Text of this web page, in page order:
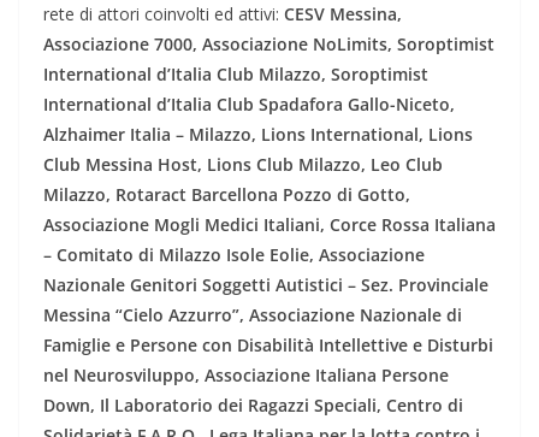
rete di attori coinvolti ed attivi: CESV Messina,
Associazione 7000, Associazione NoLimits, Soroptimist
International d’Italia Club Milazzo, Soroptimist
International d’Italia Club Spadafora Gallo-Niceto,
Alzhaimer Italia – Milazzo, Lions International, Lions
Club Messina Host, Lions Club Milazzo, Leo Club
Milazzo, Rotaract Barcellona Pozzo di Gotto,
Associazione Mogli Medici Italiani, Corce Rossa Italiana
– Comitato di Milazzo Isole Eolie, Associazione
Nazionale Genitori Soggetti Autistici – Sez. Provinciale
Messina “Cielo Azzurro”, Associazione Nazionale di
Famiglie e Persone con Disabilità Intellettive e Disturbi
nel Neurosviluppo, Associazione Italiana Persone
Down, Il Laboratorio dei Ragazzi Speciali, Centro di